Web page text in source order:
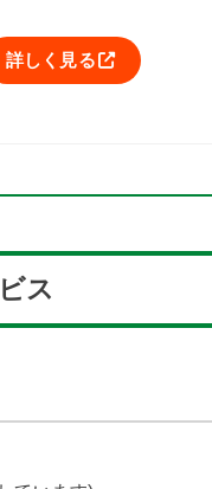
詳しく見る
ス